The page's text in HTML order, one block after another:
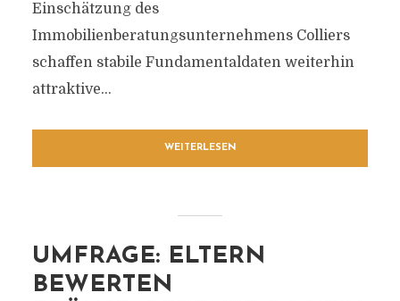
Einschätzung des
Immobilienberatungsunternehmens Colliers
schaffen stabile Fundamentaldaten weiterhin
attraktive...
WEITERLESEN
UMFRAGE: ELTERN
BEWERTEN